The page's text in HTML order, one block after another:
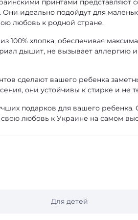
принтами представляют
Они идеально подойдут для
любовь к родной стране.
100% хлопка, обеспечивая
дышит, не вызывает аллергию
сделают вашего ребенка
они устойчивы к стирке и не
подарков для вашего ребенка.
любовь к Украине на самом
Для детей